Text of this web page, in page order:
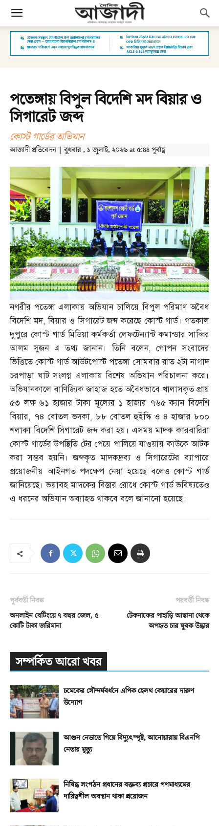
পতেঙ্গায় বিপুল বিদেশি মদ বিয়ার ও
সিগারেট জব্দ
কোস্ট গার্ডের অভিযান
আজাদী প্রতিবেদন | বুধবার , ১ জুলাই, ২০২৬ at ৫:৪৪ পূর্বাহ্ণ
নগরীর পতেঙ্গা এলাকায় অভিযান চালিয়ে বিপুল পরিমাণ অবৈধ
বিদেশি মদ,বিয়ার ও সিগারেট জব্দ করেছে কোস্ট গার্ড। গতকাল
দুপুরে কোস্ট গার্ড মিডিয়া কর্মকর্তা লেফটেন্যান্ট কমান্ডার সাব্বির
আলম সুজন এ তথ্য জানান। তিনি বলেন,গোপন সংবাদের
ভিত্তিতে কোস্ট গার্ড আউটপোস্ট পতেঙ্গা সোমবার রাত ২টা নাগাদ
চরপাড়া ঘাট সংলগ্ন এলাকায় বিশেষ অভিযান পরিচালনা করে।
অভিযানকালে বাণিজ্যিক জাহাজ হতে অবৈধভাবে খালাসকৃত প্রায়
৫৩ লক্ষ ৬১ হাজার টাকা মূল্যের ১ হাজার ৭৬৫ ক্যান বিদেশি
বিয়ার, ৭৪ বোতল ভদকা, ৮৮ বোতল হুইস্কি ও ৪ হাজার ৮০০
শলাকা বিদেশি সিগারেট জব্দ করা হয়। এসময় মাদক কারবারিরা
কোস্ট গার্ডের উপস্থিতি টের পেয়ে পালিয়ে যাওয়ায় কাউকে আটক
করা সম্ভব হয়নি। জব্দকৃত মাদকদ্রব্য ও সিগারেটের ব্যাপারে
প্রয়োজনীয় আইনগত পদক্ষেপ নেয়া হয়েছে বলেও কোস্ট গার্ড
জানিয়েছে। ভয়াবহ মাদকের বিস্তার রোধে কোস্ট গার্ড ভবিষ্যতেও
এ ধরনের অভিযান অব্যাহত থাকবে বলে জানানো হয়েছে।
পূর্ববর্তী নিবন্ধ
অনলাইন বেটিংয়ে ৭ বছর জেল, ৫
কোটি টাকা জরিমানা
পরবর্তী নিবন্ধ
টেকনাফের পাহাড়ি আস্তানা থেকে
অপহৃত চার যুবক উদ্ধার
সম্পর্কিত আরো খবর
চমেকের সৌন্দর্যবর্ধনে এপিক হেলথ কেয়ারের দারুণ
উদ্যোগ
আগুন নেভাতে গিয়ে বিদ্যুৎস্পৃষ্ট, আনোয়ারায় বিএনপি
নেতার মৃত্যু
নিষিদ্ধ সংগঠন প্রধানের বক্তব্য প্রচারে গণমাধ্যমের
দায়িত্বশীল অবস্থান থাকা প্রয়োজন